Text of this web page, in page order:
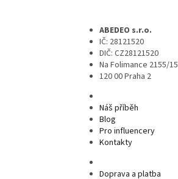
ABEDEO s.r.o.
IČ: 28121520
DIČ: CZ28121520
Na Folimance 2155/15
120 00 Praha 2
Náš příběh
Blog
Pro influencery
Kontakty
Doprava a platba